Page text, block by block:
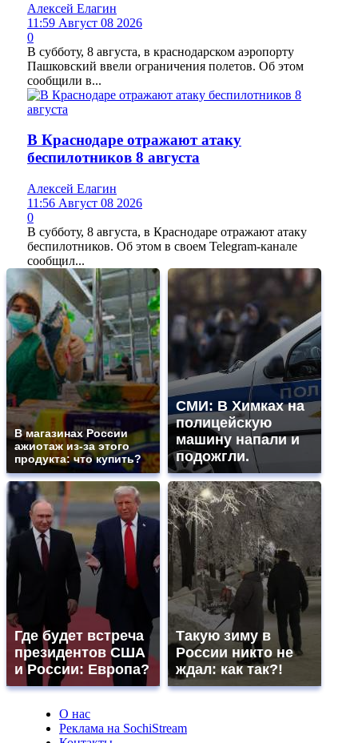
Алексей Елагин
11:59 Август 08 2026
0
В субботу, 8 августа, в краснодарском аэропорту
Пашковский ввели ограничения полетов. Об этом
сообщили в...
В Краснодаре отражают атаку
беспилотников 8 августа
Алексей Елагин
11:56 Август 08 2026
0
В субботу, 8 августа, в Краснодаре отражают атаку
беспилотников. Об этом в своем Telegram-канале
сообщил...
В магазинах России
ажиотаж из-за этого
продукта: что купить?
СМИ: В Химках на
полицейскую
машину напали и
подожгли.
Где будет встреча
президентов США
и России: Европа?
Такую зиму в
России никто не
ждал: как так?!
О нас
Реклама на SochiStream